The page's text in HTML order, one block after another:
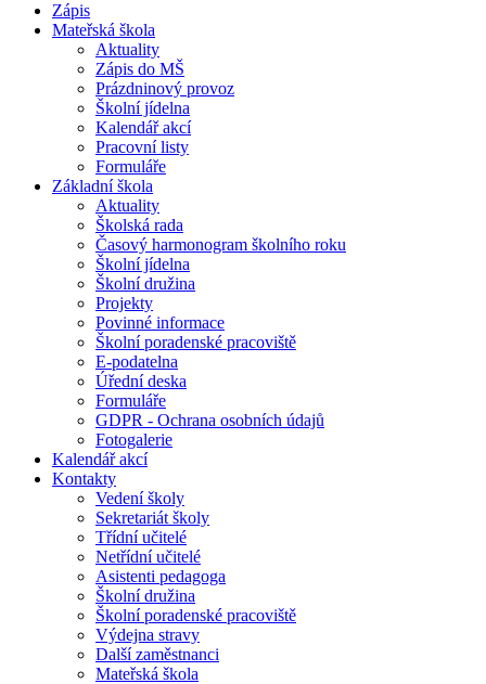
Zápis
Mateřská škola
Aktuality
Zápis do MŠ
Prázdninový provoz
Školní jídelna
Kalendář akcí
Pracovní listy
Formuláře
Základní škola
Aktuality
Školská rada
Časový harmonogram školního roku
Školní jídelna
Školní družina
Projekty
Povinné informace
Školní poradenské pracoviště
E-podatelna
Úřední deska
Formuláře
GDPR - Ochrana osobních údajů
Fotogalerie
Kalendář akcí
Kontakty
Vedení školy
Sekretariát školy
Třídní učitelé
Netřídní učitelé
Asistenti pedagoga
Školní družina
Školní poradenské pracoviště
Výdejna stravy
Další zaměstnanci
Mateřská škola